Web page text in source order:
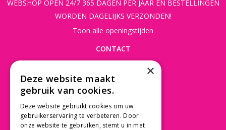
WEBSHOP OPEN 24/7 365 DAGEN PER JAAR EN BESTELLINGEN
WORDEN DAGELIJKS VERZONDEN!
Toon alle openingstijden
CONTACT
3997 MK 't Goy
030 - 60 11 365
info@tuincentrumdebruijn.nl
×
Deze website maakt
gebruik van cookies.
Deze website gebruikt cookies om uw
gebruikerservaring te verbeteren. Door
onze website te gebruiken, stemt u in met